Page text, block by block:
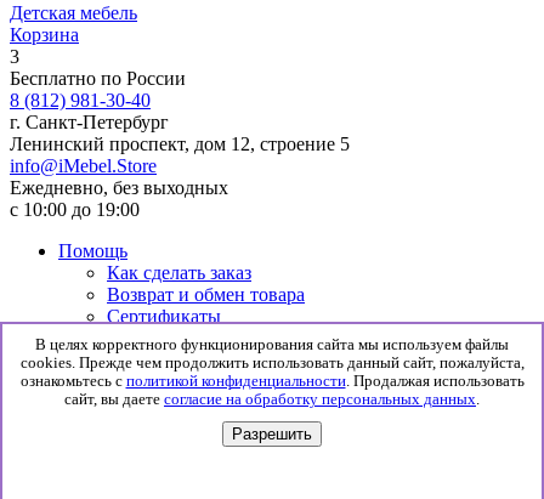
Детская мебель
Корзина
3
Бесплатно по России
8 (812) 981-30-40
г. Санкт-Петербург
Ленинский проспект, дом 12, строение 5
info@iMebel.Store
Ежедневно, без выходных
с 10:00 до 19:00
Помощь
Как сделать заказ
Возврат и обмен товара
Сертификаты
Информация
Гарантия
Доставка и сборка
Политика конфиденциальности
Согласие на обработку данных
В целях корректного функционирования сайта мы используем файлы
cookies. Прежде чем продолжить использовать данный сайт, пожалуйста,
ознакомьтесь с политикой конфиденциальности. Продалжая использовать
сайт, вы даете согласие на обработку персональных данных.
Разрешить